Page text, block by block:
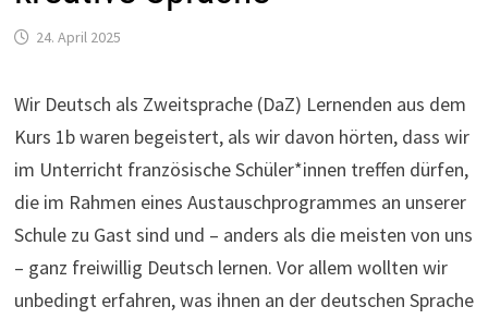
24. April 2025
Wir Deutsch als Zweitsprache (DaZ) Lernenden aus dem
Kurs 1b waren begeistert, als wir davon hörten, dass wir
im Unterricht französische Schüler*innen treffen dürfen,
die im Rahmen eines Austauschprogrammes an unserer
Schule zu Gast sind und – anders als die meisten von uns
– ganz freiwillig Deutsch lernen. Vor allem wollten wir
unbedingt erfahren, was ihnen an der deutschen Sprache